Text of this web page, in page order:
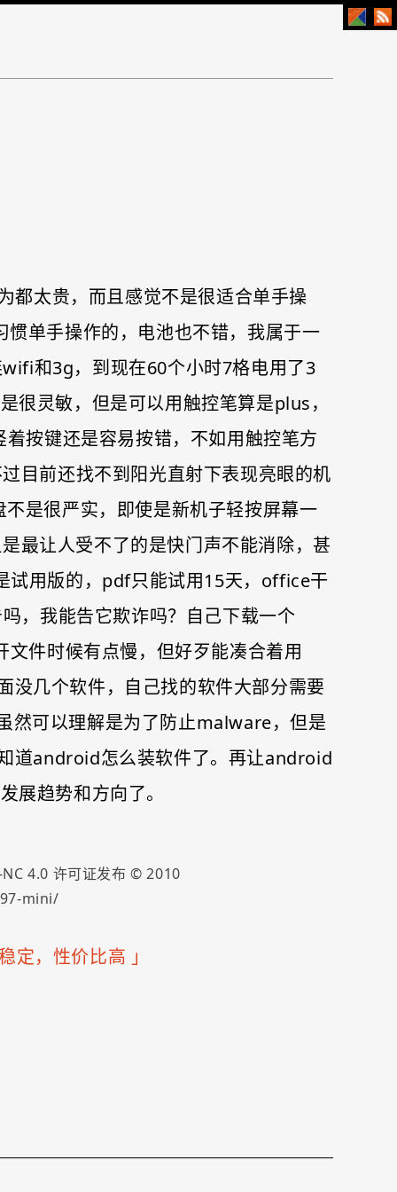
太贵，而且感觉不是很适合单手操
单手操作的，电池也不错，我属于一
和3g，到现在60个小时7格电用了3
很灵敏，但是可以用触控笔算是plus，
按键还是容易按错，不如用触控笔方
目前还找不到阳光直射下表现亮眼的机
是很严实，即使是新机子轻按屏幕一
最让人受不了的是快门声不能消除，甚
试用版的，pdf只能试用15天，office干
，我能告它欺诈吗？自己下载一个
件时候有点慢，但好歹能凑合着用
几个软件，自己找的软件大部分需要
然可以理解是为了防止malware，但是
道android怎么装软件了。再让android
展趋势和方向了。
NC 4.0 许可证发布 ©2010
mini/
定，性价比高 」